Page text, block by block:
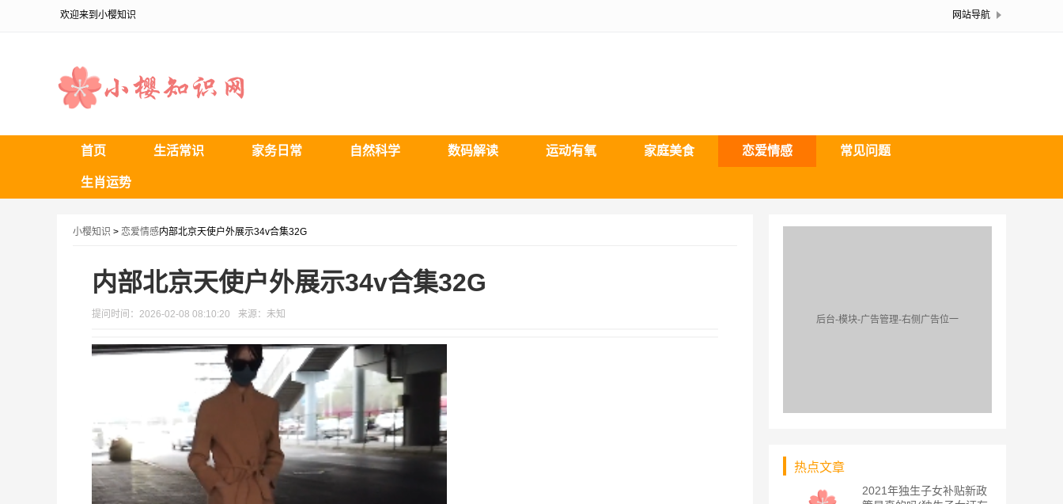
欢迎来到小樱知识 网站导航
首页 生活常识 家务日常 自然科学 数码解读 运动有氧 家庭美食 恋爱情感 常见问题
生肖运势
小樱知识 > 恋爱情感内部北京天使户外展示34v合集32G
内部北京天使户外展示34v合集32G
提问时间：2026-02-08 08:10:20 来源：未知 后台-模块-广告管理-右侧广告位一
热点文章
2021年独生子女补贴新政